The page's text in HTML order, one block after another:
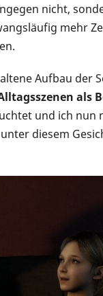
nicht,
mehr
Aufbau der
als
und ich nun
diesem